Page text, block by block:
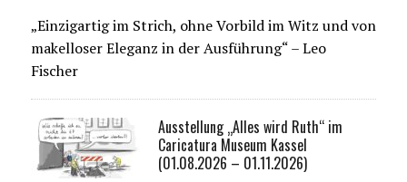
„Einzigartig im Strich, ohne Vorbild im Witz und von
makelloser Eleganz in der Ausführung“ – Leo
Fischer
Ausstellung „Alles wird Ruth“ im
Caricatura Museum Kassel
(01.08.2026 – 01.11.2026)